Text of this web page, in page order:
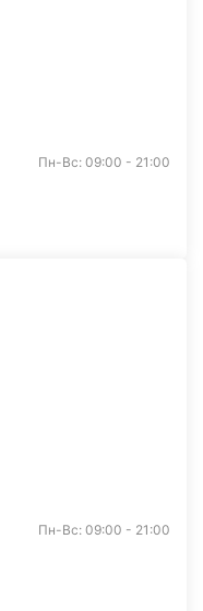
Пн-Вс: 09:00 - 21:00
Пн-Вс: 09:00 - 21:00